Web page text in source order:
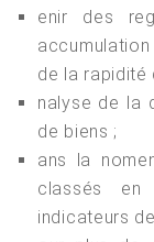
enir des
de la rapidité
nalyse de la
de biens ;
ans la
classés en
indicateurs